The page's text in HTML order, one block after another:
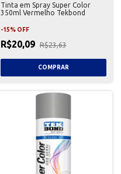
Tinta em Spray Super Color
350ml Vermelho Tekbond
-15% OFF
R$20,09 R$23,63